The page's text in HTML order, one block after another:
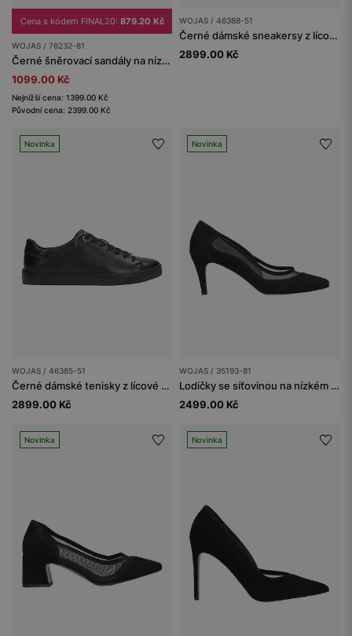
Cena s kódem FINAL20: 879.20 Kč
WOJAS / 76232-81
Černé šněrovací sandály na nízkém podpatku
1099.00 Kč
Nejnižší cena: 1399.00 Kč
Původní cena: 2399.00 Kč
WOJAS / 46388-51
Černé dámské sneakersy z lícové kůže
2899.00 Kč
Novinka
WOJAS / 46385-51
Černé dámské tenisky z lícové kůže
2899.00 Kč
Novinka
WOJAS / 35193-81
Lodičky se síťovinou na nízkém podpatku
2499.00 Kč
Novinka Novinka